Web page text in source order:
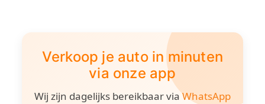
Verkoop je auto in minuten
via onze app
Wij zijn dagelijks bereikbaar viaWhatsApp